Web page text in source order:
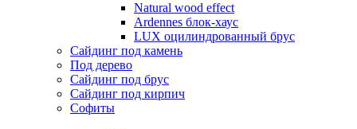
Natural wood effect
Ardennes блок-хаус
LUX оцилиндрованный брус
Сайдинг под камень
Под дерево
Сайдинг под брус
Сайдинг под кирпич
Софиты